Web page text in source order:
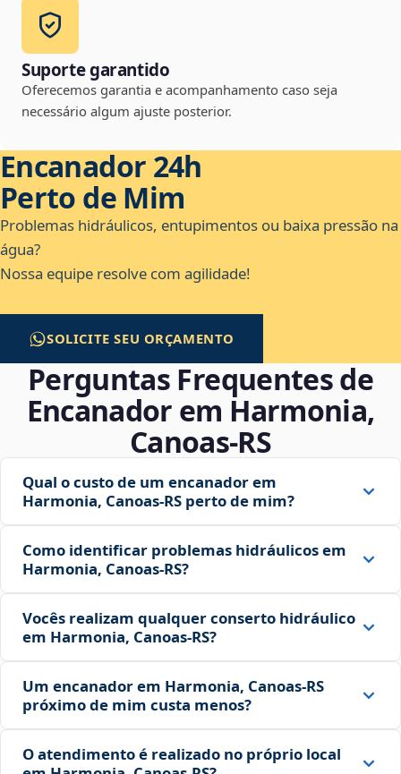
Suporte garantido
Oferecemos garantia e acompanhamento caso seja
necessário algum ajuste posterior.
Encanador 24h
Perto de Mim
Problemas hidráulicos, entupimentos ou baixa pressão na
água?
Nossa equipe resolve com agilidade!
SOLICITE SEU ORÇAMENTO
Perguntas Frequentes de
Encanador em Harmonia,
Canoas‑RS
Qual o custo de um encanador em
Harmonia, Canoas‑RS perto de mim?
Como identificar problemas hidráulicos em
Harmonia, Canoas‑RS?
Vocês realizam qualquer conserto hidráulico
em Harmonia, Canoas‑RS?
Um encanador em Harmonia, Canoas‑RS
próximo de mim custa menos?
O atendimento é realizado no próprio local